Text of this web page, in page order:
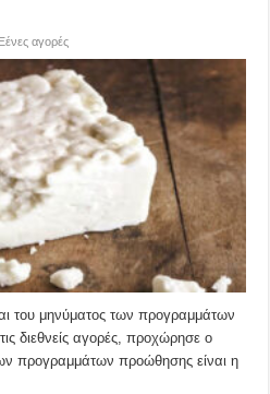
αγορές
του μηνύματος των προγραμμάτων
διεθνείς αγορές, προχώρησε ο
προώθησης είναι η